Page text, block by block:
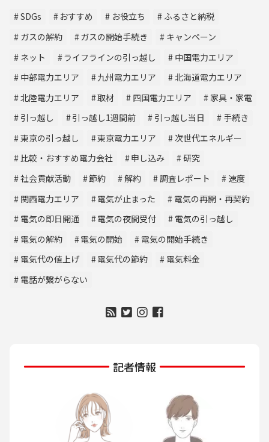
SDGs おすすめ お役立ち
ふるさと納税
ガスの解約
ガスの開始手続き
キャンペーン
ネット
ライフラインの引っ越し
中国電力エリア
中部電力エリア
九州電力エリア
北海道電力エリア
北陸電力エリア
取材 四国電力エリア
家具・家電
引っ越し
引っ越し1週間前 引っ越し当日
手続き
東京の引っ越し
東京電力エリア
次世代エネルギー
比較・おすすめ電力会社
申し込み
研究
社会貢献活動
節約 解約 調査レポート
速度
関西電力エリア
電気が止まった
電気の再開・再契約
電気の即日開通
電気の夜間受付
電気の引っ越し
電気の解約
電気の開始
電気の開始手続き
電気代の値上げ
電気代の節約
電気料金
電話が繋がらない
記者情報